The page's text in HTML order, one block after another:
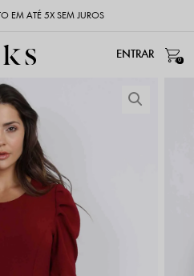
EM ATÉ 5X SEM JUROS
0